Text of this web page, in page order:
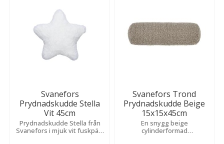
Svanefors
Prydnadskudde Stella
Vit 45cm
Prydnadskudde Stella från
Svanefors i mjuk vit fuskpäls
Svanefors Trond
Prydnadskudde Beige
15x15x45cm
En snygg beige
cylinderformad